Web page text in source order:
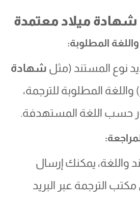
ميلاد معتمدة
نوع المستند (مثل شهادة
المطلوبة للترجمة،
حسب اللغة المستهدفة.
واللغة، يمكنك إرسال
الترجمة عبر البريد